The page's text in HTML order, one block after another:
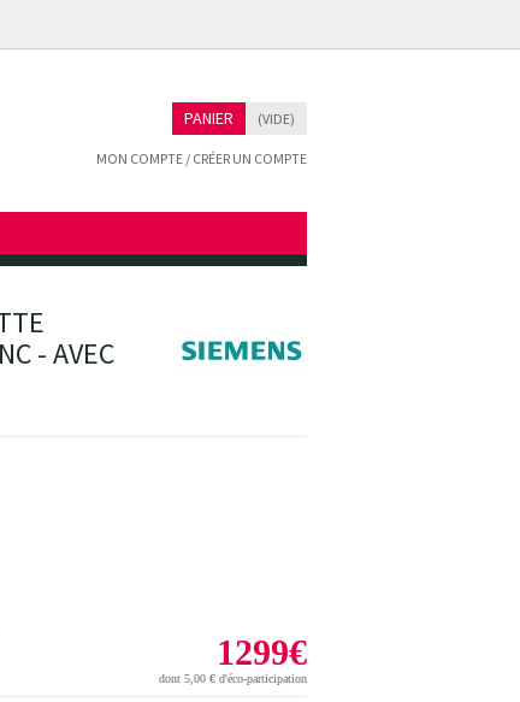
PANIER (VIDE)
MON COMPTE / CRÉER UN COMPTE
- AVEC
1299€
dont 5,00 € d'éco-participation